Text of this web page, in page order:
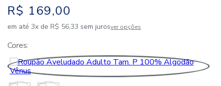
R$ 169,00
em até 3x de R$ 56,33 sem jurosver opções
Cores